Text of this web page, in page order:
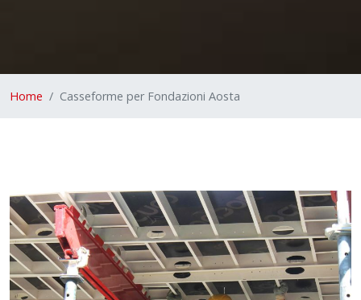
Home Casseforme per Fondazioni Aosta